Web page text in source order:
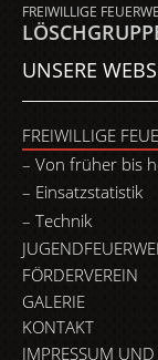
FREIWILLIGE
UNSERE
FREIWILLIGE
Von früher bis
Einsatzstatistik
Technik
FÖRDERVEREIN
GALERIE
KONTAKT
IMPRESSUM UND